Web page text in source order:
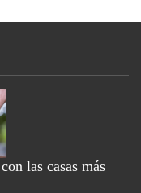
las casas más